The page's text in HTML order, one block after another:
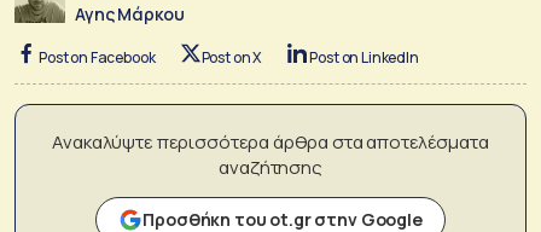
Αγης Μάρκου
Post on Facebook Post on X Post on LinkedIn
Ανακαλύψτε περισσότερα άρθρα στα αποτελέσματα
αναζήτησης
Προσθήκη του ot.gr στην Google